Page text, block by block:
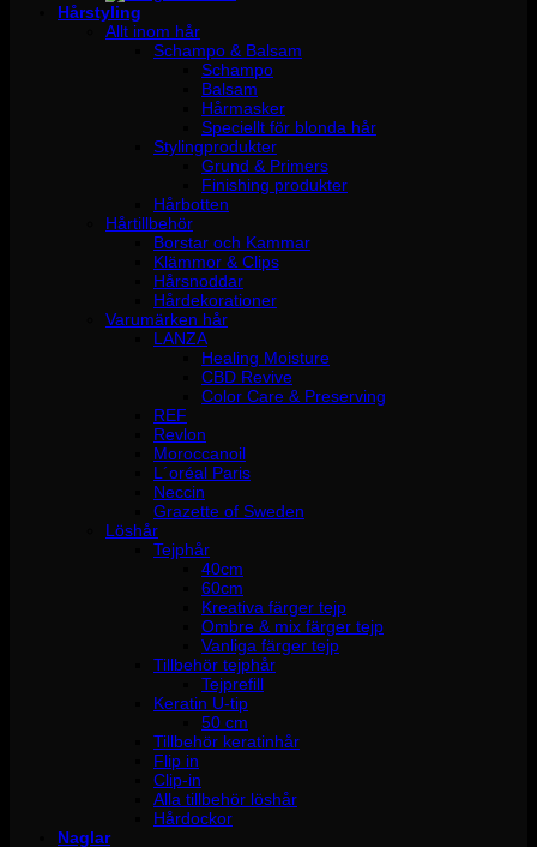
Hårstyling
Allt inom hår
Schampo & Balsam
Schampo
Balsam
Hårmasker
Speciellt för blonda hår
Stylingprodukter
Grund & Primers
Finishing produkter
Hårbotten
Hårtillbehör
Borstar och Kammar
Klämmor & Clips
Hårsnoddar
Hårdekorationer
Varumärken hår
LANZA
Healing Moisture
CBD Revive
Color Care & Preserving
REF
Revlon
Moroccanoil
L´oréal Paris
Neccin
Grazette of Sweden
Löshår
Tejphår
40cm
60cm
Kreativa färger tejp
Ombre & mix färger tejp
Vanliga färger tejp
Tillbehör tejphår
Tejprefill
Keratin U-tip
50 cm
Tillbehör keratinhår
Flip in
Clip-in
Alla tillbehör löshår
Hårdockor
Naglar